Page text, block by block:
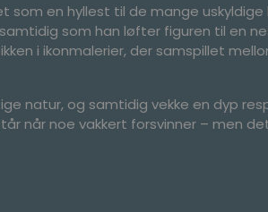
som en hyllest til de mange
som han løfter figuren til en
i ikonmalerier, der samspillet
natur, og samtidig vekke en dyp
når noe vakkert forsvinner – men